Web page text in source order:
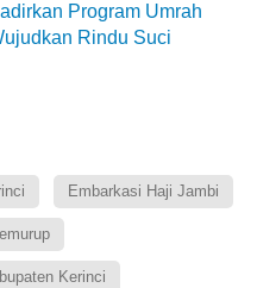
Program Umrah
Rindu Suci
Embarkasi Haji Jambi
Kerinci